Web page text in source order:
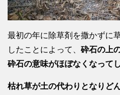
最初の年に除草剤を撒かずに
したことによって、 砕石の上
砕石の意味がほぼなくなって
枯れ草が土の代わりとなりど